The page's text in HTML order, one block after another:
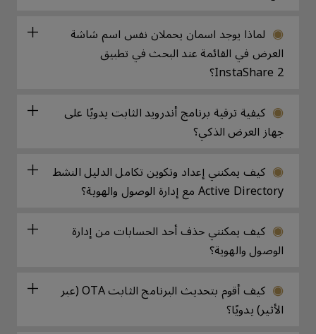
لماذا يوجد اسمان يحملان نفس اسم شاشة
العرض في القائمة عند البحث في تطبيق
InstaShare 2؟
كيفية ترقية برنامج أندرويد الثابت يدويًا على
جهاز العرض الذكي؟
كيف يمكنني إعداد وتكوين تكامل الدليل النشط
Active Directory مع إدارة الوصول والهوية؟
كيف يمكنني حذف أحد الحسابات من إدارة
الوصول والهوية؟
كيف أقوم بتحديث البرنامج الثابت OTA (عبر
الأثير) يدويًا؟